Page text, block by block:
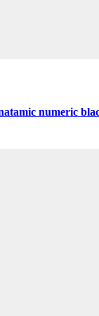
numeric